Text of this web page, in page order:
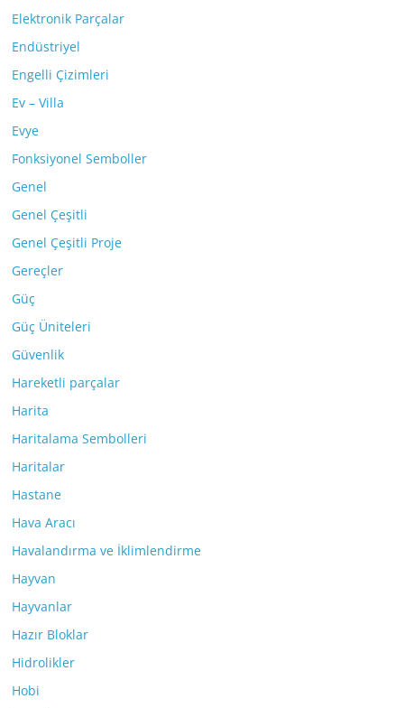
Elektronik Parçalar
Endüstriyel
Engelli Çizimleri
Ev – Villa
Evye
Fonksiyonel Semboller
Genel
Genel Çeşitli
Genel Çeşitli Proje
Gereçler
Güç
Güç Üniteleri
Güvenlik
Hareketli parçalar
Harita
Haritalama Sembolleri
Haritalar
Hastane
Hava Aracı
Havalandırma ve İklimlendirme
Hayvan
Hayvanlar
Hazır Bloklar
Hidrolikler
Hobi